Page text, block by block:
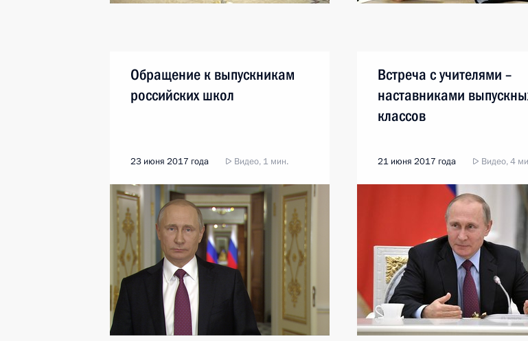
Обращение к выпускникам
российских школ
23 июня 2017 года Видео, 1 мин.
Встреча с учителями –
наставниками
классов
21 июня 2017 года Видео, 4